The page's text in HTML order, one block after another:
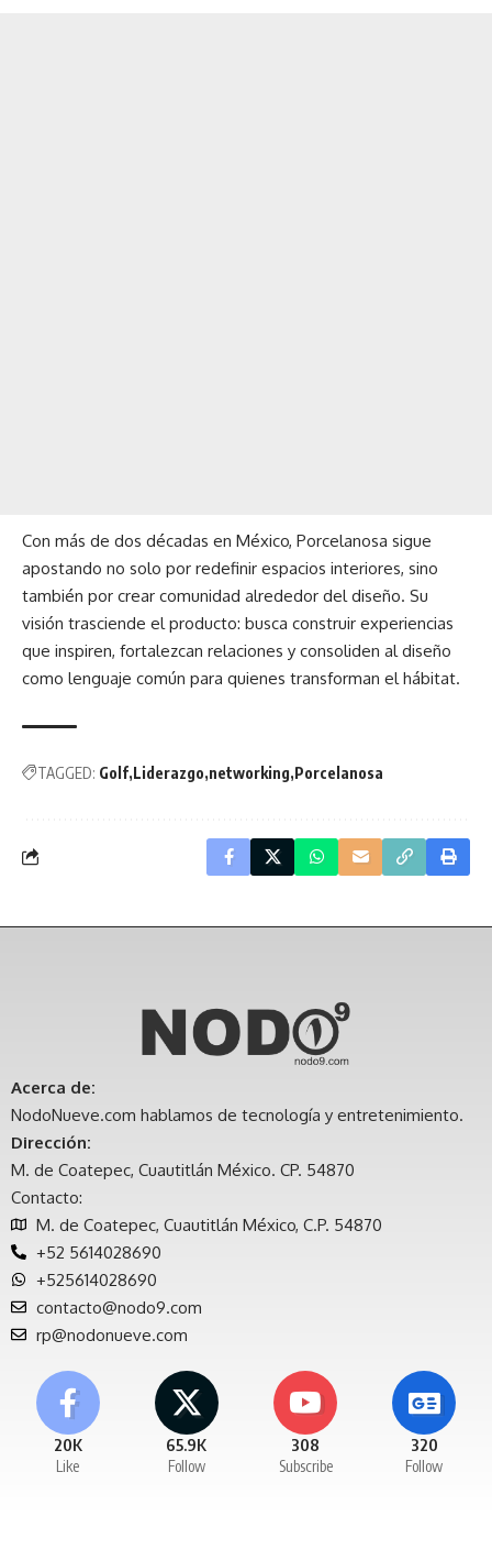
Con más de dos décadas en México, Porcelanosa sigue
apostando no solo por redefinir espacios interiores, sino
también por crear comunidad alrededor del diseño. Su
visión trasciende el producto: busca construir experiencias
que inspiren, fortalezcan relaciones y consoliden al diseño
como lenguaje común para quienes transforman el hábitat.
TAGGED: Golf Liderazgo networking Porcelanosa
Acerca de:
NodoNueve.com hablamos de tecnología y entretenimiento.
Dirección:
M. de Coatepec, Cuautitlán México. CP. 54870
Contacto:
M. de Coatepec, Cuautitlán México, C.P. 54870
+52 5614028690
+525614028690
contacto@nodo9.com
rp@nodonueve.com
20K
Like
65.9K
Follow
308
Subscribe
320
Follow